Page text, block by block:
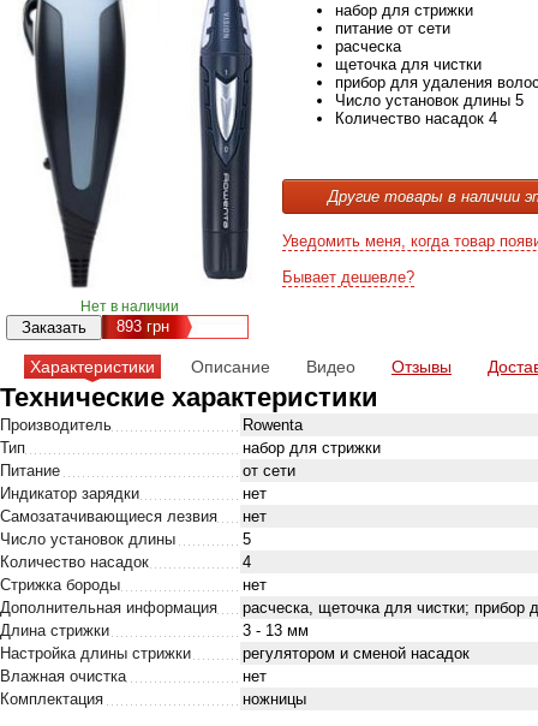
Нет в наличии
893грн
набор для стрижки
питание от сети
расческа
щеточка для чистки
прибор для удаления
Число установок длины 5
Количество насадок 4
Другие товары в наличии
Уведомить меня, когда товар
Бывает дешевле?
Характеристики Описание Видео Отзывы
Технические характеристики
Производитель
Rowenta
Тип
набор для стрижки
Питание
от сети
Индикатор зарядки
нет
Самозатачивающиеся лезвия
нет
Число установок длины
5
Количество насадок
4
Стрижка бороды
нет
Дополнительная информация
расческа, щеточка для чистки;
Длина стрижки
3 - 13 мм
Настройка длины стрижки
регулятором и сменой насадок
Влажная очистка
нет
Комплектация
ножницы